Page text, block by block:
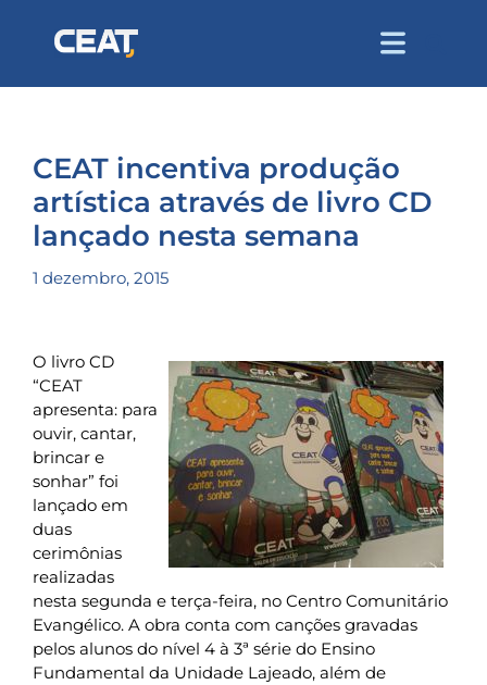
CEAT incentiva produção
artística através de livro CD
lançado nesta semana
1 dezembro, 2015
O livro CD
“CEAT
apresenta: para
ouvir, cantar,
brincar e
sonhar” foi
lançado em
duas
cerimônias
realizadas
nesta segunda e terça-feira, no Centro Comunitário
Evangélico. A obra conta com canções gravadas
pelos alunos do nível 4 à 3ª série do Ensino
Fundamental da Unidade Lajeado, além de